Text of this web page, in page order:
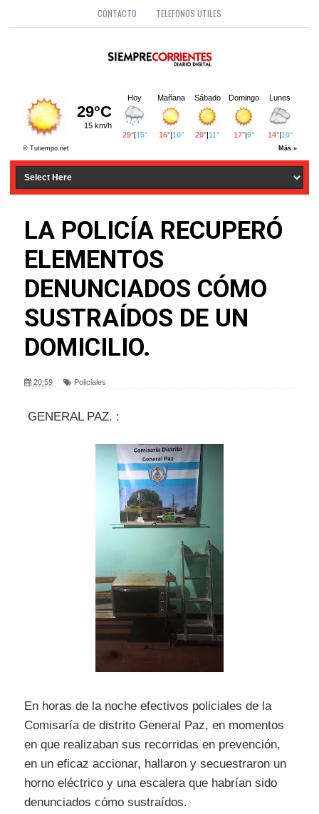
CONTACTO TELEFONOS UTILES
LA POLICÍA RECUPERÓ
ELEMENTOS
DENUNCIADOS CÓMO
SUSTRAÍDOS DE UN
DOMICILIO.
20:59 Policiales
GENERAL PAZ. :
En horas de la noche efectivos policiales de la
Comisaría de distrito General Paz, en momentos
en que realizaban sus recorridas en prevención,
en un eficaz accionar, hallaron y secuestraron un
horno eléctrico y una escalera que habrían sido
denunciados cómo sustraídos.